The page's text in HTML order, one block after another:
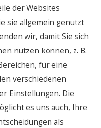
der Websites
sie allgemein genutzt
wir, damit Sie sich
nutzen können, z. B.
für eine
verschiedenen
Einstellungen. Die
es uns auch, Ihre
als